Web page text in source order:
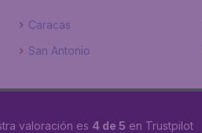
Caracas
San Antonio
valoración es 4 de 5 en Trustpilot